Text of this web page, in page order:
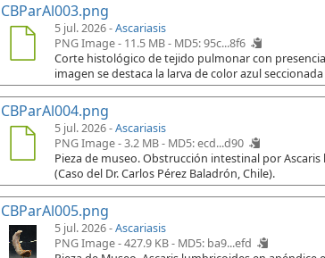
CBParAl003.png
5 jul. 2026 -Ascariasis
PNG Image - 11.5 MB - MD5: 95c...8f6
Corte histológico de tejido pulmonar con
imagen se destaca la larva de color azul
CBParAl004.png
5 jul. 2026 -Ascariasis
PNG Image - 3.2 MB - MD5: ecd...d90
Pieza de museo. Obstrucción intestinal por
(Caso del Dr. Carlos Pérez Baladrón, Chile).
CBParAl005.png
5 jul. 2026 -Ascariasis
PNG Image - 427.9 KB - MD5: ba9...efd